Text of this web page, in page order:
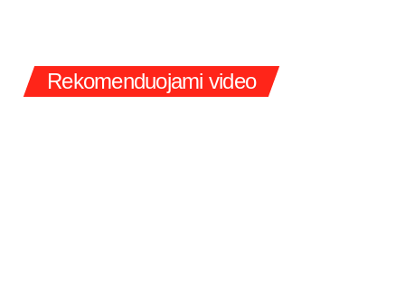
Rekomenduojami video